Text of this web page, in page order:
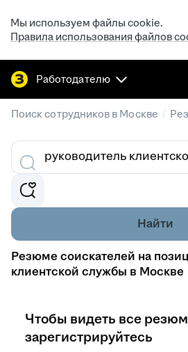
Мы используем файлы cookie.
Правила использования файлов
Работодателю
Поиск сотрудников в Москве /
Найти
Резюме соискателей на
клиентской службы в Москве
Чтобы видеть все
зарегистрируйтесь